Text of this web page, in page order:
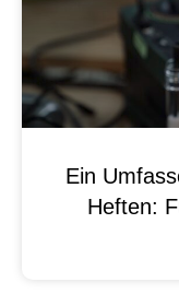
Ein
Heften: